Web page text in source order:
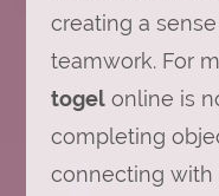
creating a
teamwork. For
togelonline is
completing
connecting with